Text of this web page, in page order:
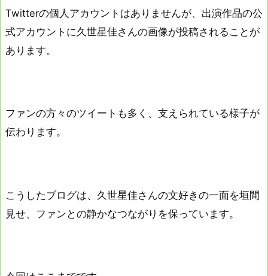
Twitterの個人アカウントはありませんが、出演作品の公
式アカウントに久世星佳さんの画像が投稿されることが
あります。
ファンの方々のツイートも多く、支えられている様子が
伝わります。
こうしたブログは、久世星佳さんの文好きの一面を垣間
見せ、ファンとの静かなつながりを保っています。